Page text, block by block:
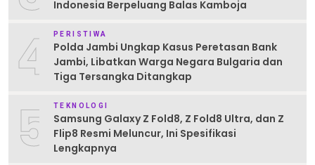
Indonesia Berpeluang Balas Kamboja
4 PERISTIWA
Polda Jambi Ungkap Kasus Peretasan Bank
Jambi, Libatkan Warga Negara Bulgaria dan
Tiga Tersangka Ditangkap
5 TEKNOLOGI
Samsung Galaxy Z Fold8, Z Fold8 Ultra, dan Z
Flip8 Resmi Meluncur, Ini Spesifikasi
Lengkapnya